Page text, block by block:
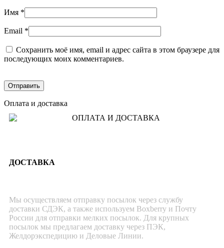
Имя *
Email *
Сохранить моё имя, email и адрес сайта в этом браузере для
последующих моих комментариев.
Оплата и доставка
ДОСТАВКА
Мы осуществляем отправку посылок через службу
доставки СДЭК, а также используем Boxberry и Почту
России для отправки мелких посылок. Для крупных
посылок мы предлагаем доставку через ПЭК,
Желдорэкспедицию и Деловые Линии.